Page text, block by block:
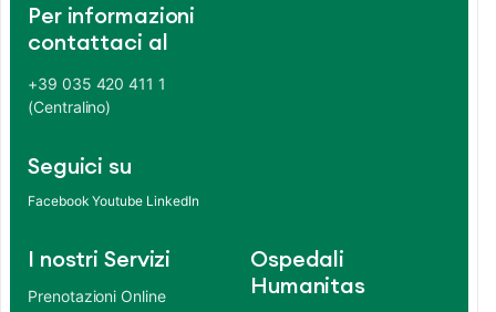
Per informazioni
contattaci al
+39 035 420 411 1
(Centralino)
Seguici su
Facebook Youtube LinkedIn
I nostri Servizi
Prenotazioni Online
Ospedali
Humanitas